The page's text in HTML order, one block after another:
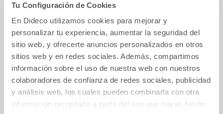
Tu Configuración de Cookies
En Dideco utilizamos cookies para mejorar y
personalizar tu experiencia, aumentar la seguridad del
sitio web, y ofrecerte anuncios personalizados en otros
sitios web y en redes sociales. Además, compartimos
información sobre el uso de nuestra web con nuestros
colaboradores de confianza de redes sociales, publicidad
y análisis web, los cuales pueden combinarla con otra
información recopilada a partir del uso que hayas hecho
El diario de Bridget
Jones
8,95€
Comprar
Una corte de
niebla y furia
14,96€
Comprar